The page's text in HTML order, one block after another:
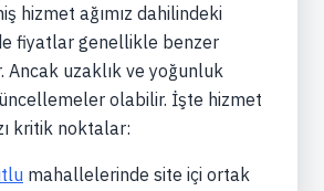
hizmet ağımız dahilindeki
fiyatlar genellikle benzer
Ancak uzaklık ve yoğunluk
olabilir. İşte hizmet
kritik noktalar:
mahallelerinde site içi ortak